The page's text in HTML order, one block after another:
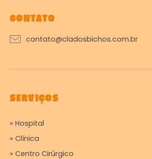
CONTATO
contato@cladosbichos.com.br
SERVIÇOS
» Hospital
» Clínica
» Centro Cirúrgico